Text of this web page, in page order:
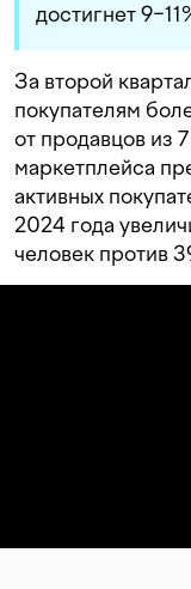
достигнет
За второй
покупателям
от продавцов из
маркетплейса
активных
2024 года
человек против